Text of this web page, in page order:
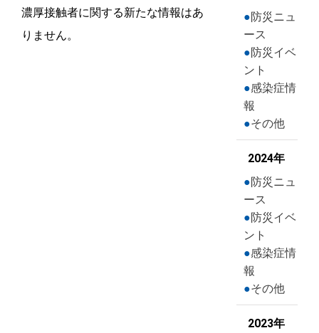
濃厚接触者に関する新たな情報はあ
りません。
防災ニュ
ース
防災イベ
ント
感染症情
報
その他
2024年
防災ニュ
ース
防災イベ
ント
感染症情
報
その他
2023年